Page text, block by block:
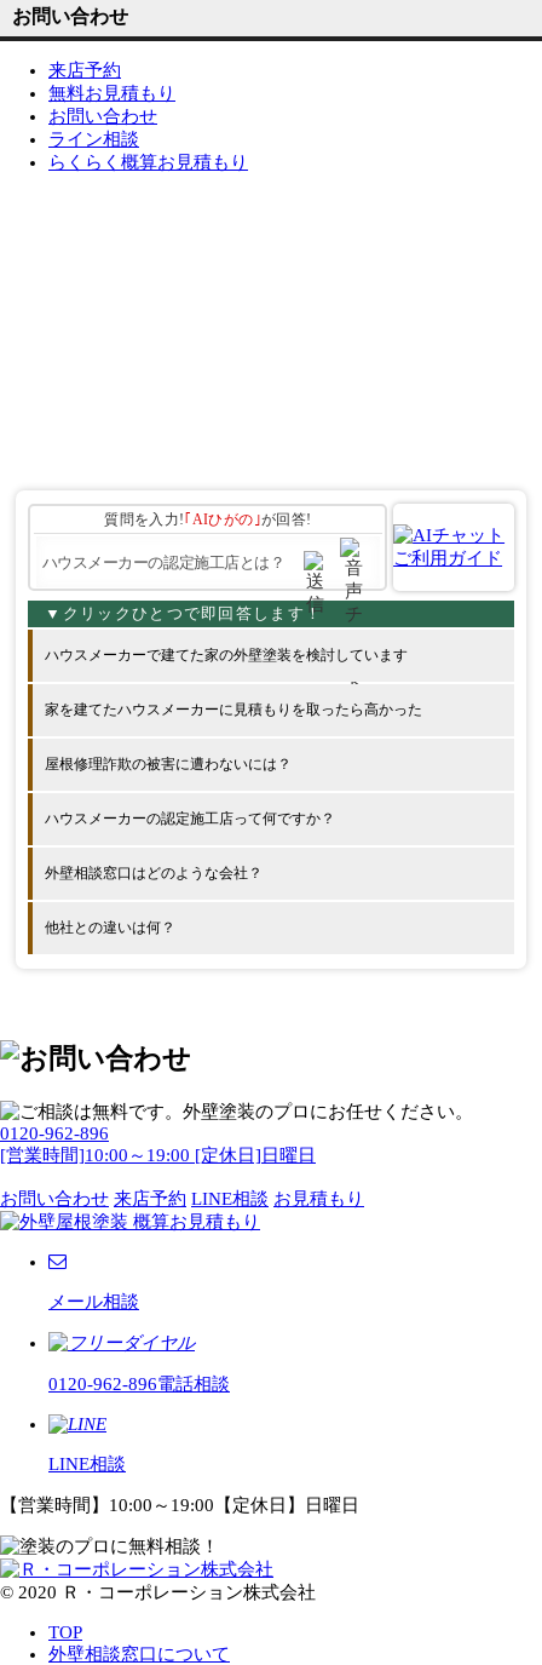
お問い合わせ
来店予約
無料お見積もり
お問い合わせ
ライン相談
らくらく概算お見積もり
質問を入力!｢AIひがの｣が回答!
ハウスメーカーで建てた家の外壁塗装を検討しています
家を建てたハウスメーカーに見積もりを取ったら高かった
屋根修理詐欺の被害に遭わないには？
ハウスメーカーの認定施工店って何ですか？
外壁相談窓口はどのような会社？
他社との違いは何？
0120-962-896
[営業時間]10:00～19:00 [定休日]日曜日
お問い合わせ 来店予約 LINE相談 お見積もり
メール相談
0120-962-896電話相談
LINE相談
【営業時間】10:00～19:00【定休日】日曜日
© 2020 Ｒ・コーポレーション株式会社
TOP
外壁相談窓口について